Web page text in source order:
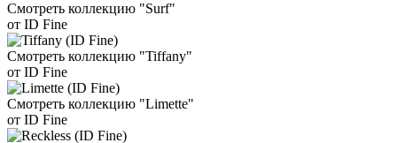
Смотреть коллекцию "Surf"
от ID Fine
Смотреть коллекцию "Tiffany"
от ID Fine
Смотреть коллекцию "Limette"
от ID Fine